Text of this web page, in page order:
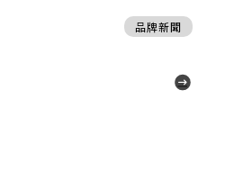
品牌新聞